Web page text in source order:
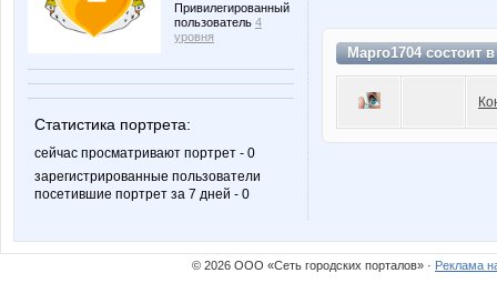
Привилегированный
пользователь 4
уровня
Статистика портрета:
сейчас просматривают портрет - 0
зарегистрированные пользователи
посетившие портрет за 7 дней - 0
Марго1704 состоит
© 2026 ООО «Сеть городских порталов» · Реклама